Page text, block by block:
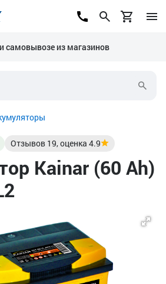
самовывозе из магазинов
Отзывов 19, оценка 4.9
Kainar (60 Ah)